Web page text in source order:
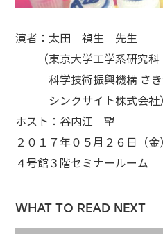
演者：太田 禎生 先生
（東京大学工学系研究科
科学技術振興機構 さき
シンクサイト株式会社
ホスト：谷内江 望
２０１７年０５月２６日（
４号館３階セミナールーム
WHAT TO READ NEXT